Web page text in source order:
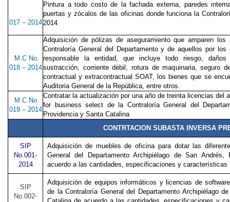
017 – 2014
Pintura a todo costo de la fachada externa, paredes
puertas y zócalos de las oficinas donde funciona la
2014
M.C No.
018 – 2014
Adquisición de pólizas de aseguramiento que amparen
Contraloría General del Departamento y de aquellos por
responsable la entidad, que incluye todo riesgo, daños
sustracción, corriente débil, rotura de maquinaria, seguro
contractual y extracontractual SOAT, los bienes que se
Auditoria General de la República, entre otros.
M.C No.
019 – 2014
Contratar la actualización por una año de treinta licencias del
for business select de la Contraloría General del
Providencia y Santa Catalina
CONTRTACION SUBASTA INVERSA
SIP
No.001-
2014
Adquisición de muebles de oficina para dotar las
General del Departamento Archipiélago de San
acuerdo a las cantidades, especificaciones y
SIP
No.002-
Adquisición de equipos informáticos y licencias de
de la Contraloría General del Departamento Archipiélago